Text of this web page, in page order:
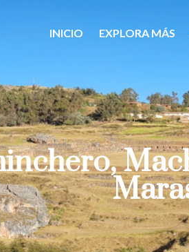
INICIO EXPLORA MÁS